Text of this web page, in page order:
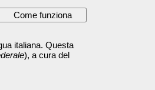
italiana. Questa
), a cura del